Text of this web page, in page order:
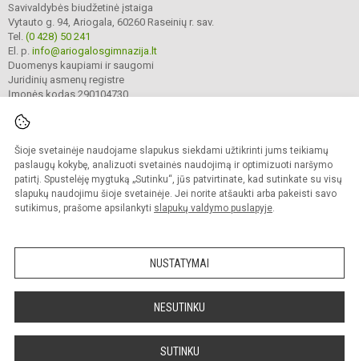
Šioje svetainėje naudojame slapukus siekdami užtikrinti jums teikiamų
paslaugų kokybę, analizuoti svetainės naudojimą ir optimizuoti naršymo
patirtį. Spustelėję mygtuką „Sutinku“, jūs patvirtinate, kad sutinkate su visų
slapukų naudojimu šioje svetainėje. Jei norite atšaukti arba pakeisti savo
sutikimus, prašome apsilankyti slapukų valdymo puslapyje.
NUSTATYMAI
NESUTINKU
SUTINKU
Savivaldybės biudžetinė įstaiga
Vytauto g. 94, Ariogala, 60260 Raseinių r. sav.
Tel. (0 428) 50 241
El. p. info@ariogalosgimnazija.lt
Duomenys kaupiami ir saugomi
Juridinių asmenų registre
Įmonės kodas 290104730
© 2022. Raseinių r. Ariogalos gimnazija. Visos teisės saugomos.
Kopijuoti turinį be raštiško gimnazijos sutikimo griežtai draudžiama.
Prieinamumo paraiška Slapukų valdymas
Sumanus būdas atnaujinti